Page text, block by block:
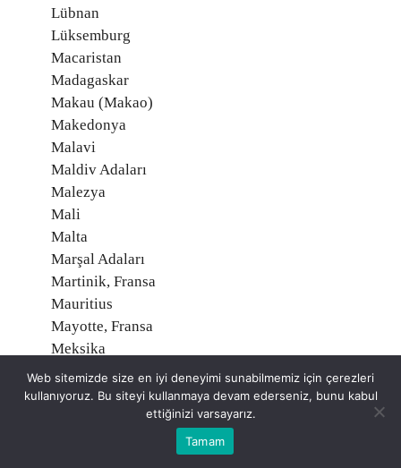
Lübnan
Lüksemburg
Macaristan
Madagaskar
Makau (Makao)
Makedonya
Malavi
Maldiv Adaları
Malezya
Mali
Malta
Marşal Adaları
Martinik, Fransa
Mauritius
Mayotte, Fransa
Meksika
Mısır
Midway Adaları, Amerika
Web sitemizde size en iyi deneyimi sunabilmemiz için çerezleri
kullanıyoruz. Bu siteyi kullanmaya devam ederseniz, bunu kabul
ettiğinizi varsayarız.
Tamam